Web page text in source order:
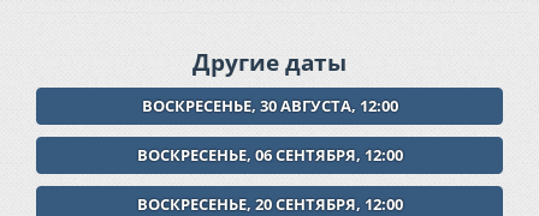
Другие даты
ВОСКРЕСЕНЬЕ, 30 АВГУСТА, 12:00
ВОСКРЕСЕНЬЕ, 06 СЕНТЯБРЯ, 12:00
ВОСКРЕСЕНЬЕ, 20 СЕНТЯБРЯ, 12:00